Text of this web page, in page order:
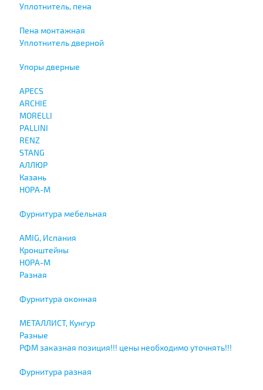
Уплотнитель, пена
Пена монтажная
Уплотнитель дверной
Упоры дверные
APECS
ARCHIE
MORELLI
PALLINI
RENZ
STANG
АЛЛЮР
Казань
НОРА-М
Фурнитура мебельная
AMIG, Испания
Кронштейны
НОРА-М
Разная
Фурнитура оконная
МЕТАЛЛИСТ, Кунгур
Разные
РФМ заказная позиция!!! цены необходимо уточнять!!!
Фурнитура разная